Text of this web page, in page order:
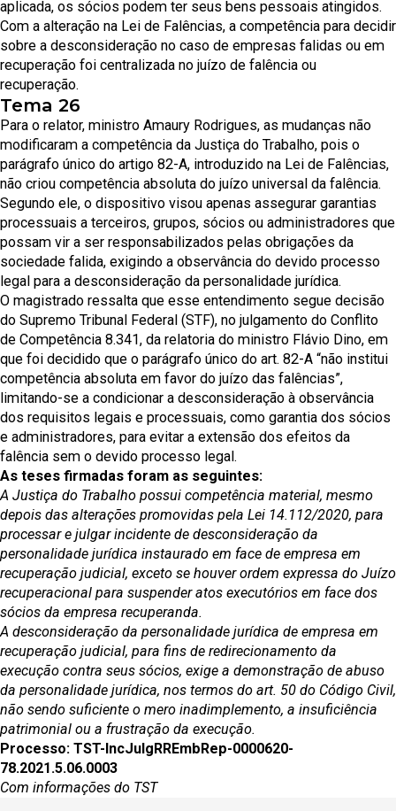
aplicada, os sócios podem ter seus bens pessoais atingidos.
Com a alteração na Lei de Falências, a competência para decidir
sobre a desconsideração no caso de empresas falidas ou em
recuperação foi centralizada no juízo de falência ou
recuperação.
Tema 26
Para o relator, ministro Amaury Rodrigues, as mudanças não
modificaram a competência da Justiça do Trabalho, pois o
parágrafo único do artigo 82-A, introduzido na Lei de Falências,
não criou competência absoluta do juízo universal da falência.
Segundo ele, o dispositivo visou apenas assegurar garantias
processuais a terceiros, grupos, sócios ou administradores que
possam vir a ser responsabilizados pelas obrigações da
sociedade falida, exigindo a observância do devido processo
legal para a desconsideração da personalidade jurídica.
O magistrado ressalta que esse entendimento segue decisão
do Supremo Tribunal Federal (STF), no julgamento do Conflito
de Competência 8.341, da relatoria do ministro Flávio Dino, em
que foi decidido que o parágrafo único do art. 82-A “não institui
competência absoluta em favor do juízo das falências”,
limitando-se a condicionar a desconsideração à observância
dos requisitos legais e processuais, como garantia dos sócios
e administradores, para evitar a extensão dos efeitos da
falência sem o devido processo legal.
As teses firmadas foram as seguintes:
A Justiça do Trabalho possui competência material, mesmo
depois das alterações promovidas pela Lei 14.112/2020, para
processar e julgar incidente de desconsideração da
personalidade jurídica instaurado em face de empresa em
recuperação judicial, exceto se houver ordem expressa do Juízo
recuperacional para suspender atos executórios em face dos
sócios da empresa recuperanda.
A desconsideração da personalidade jurídica de empresa em
recuperação judicial, para fins de redirecionamento da
execução contra seus sócios, exige a demonstração de abuso
da personalidade jurídica, nos termos do art. 50 do Código Civil,
não sendo suficiente o mero inadimplemento, a insuficiência
patrimonial ou a frustração da execução.
Processo: TST-IncJulgRREmbRep-0000620-
78.2021.5.06.0003
Com informações do TST